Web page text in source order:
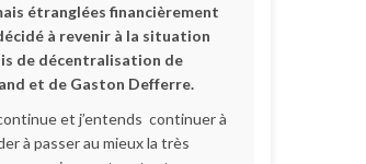
étranglées financièrement
à revenir à la situation
de décentralisation de
et de Gaston Defferre.
et j’entends continuer à
à passer au mieux la très